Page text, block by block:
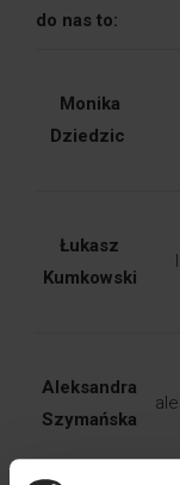
do nas to:
Monika
Dziedzic
Łukasz
Kumkowski
Aleksandra
Szymańska